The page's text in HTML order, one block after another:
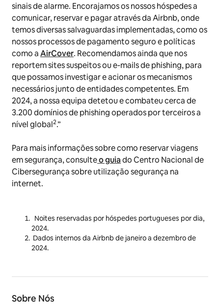
sinais de alarme. Encorajamos os nossos hóspedes a
comunicar, reservar e pagar através da Airbnb, onde
temos diversas salvaguardas implementadas, como os
nossos processos de pagamento seguro e políticas
como aAirCover. Recomendamos ainda que nos
reportem sites suspeitos ou e-mails de phishing, para
que possamos investigar e acionar os mecanismos
necessários junto de entidades competentes. Em
2024, a nossa equipa detetou e combateu cerca de
3.200 domínios de phishing operados por terceiros a
nível global2.”
Para mais informações sobre como reservar viagens
em segurança, consulteo guiado Centro Nacional de
Cibersegurança sobre utilização segurança na
internet.
Noites reservadas por hóspedes portugueses por dia,
2024.
Dados internos da Airbnb de janeiro a dezembro de
2024.
Sobre Nós